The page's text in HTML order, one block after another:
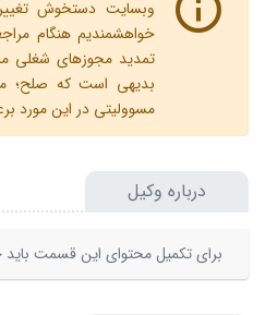
وبسایت دستخوش
خواهشمندیم هنگام
تمدید مجوزهای شغلی
بدیهی است که صلح؛
مسوولیتی در این مورد
درباره وکیل
برای تکمیل محتوای این قسمت باید